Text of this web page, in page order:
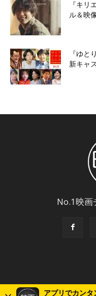
アプリでカンタ
『キリ
ル＆映
『ゆと
新キャ
No.1映画